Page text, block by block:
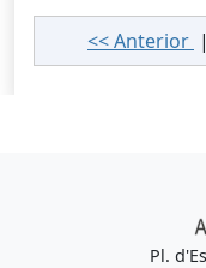
<< Anterior |
Pl.